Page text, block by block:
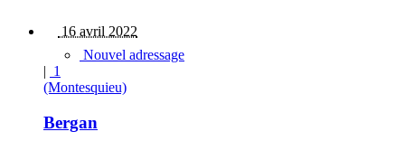
16 avril 2022
Nouvel adressage
| 1
(Montesquieu)
Bergan